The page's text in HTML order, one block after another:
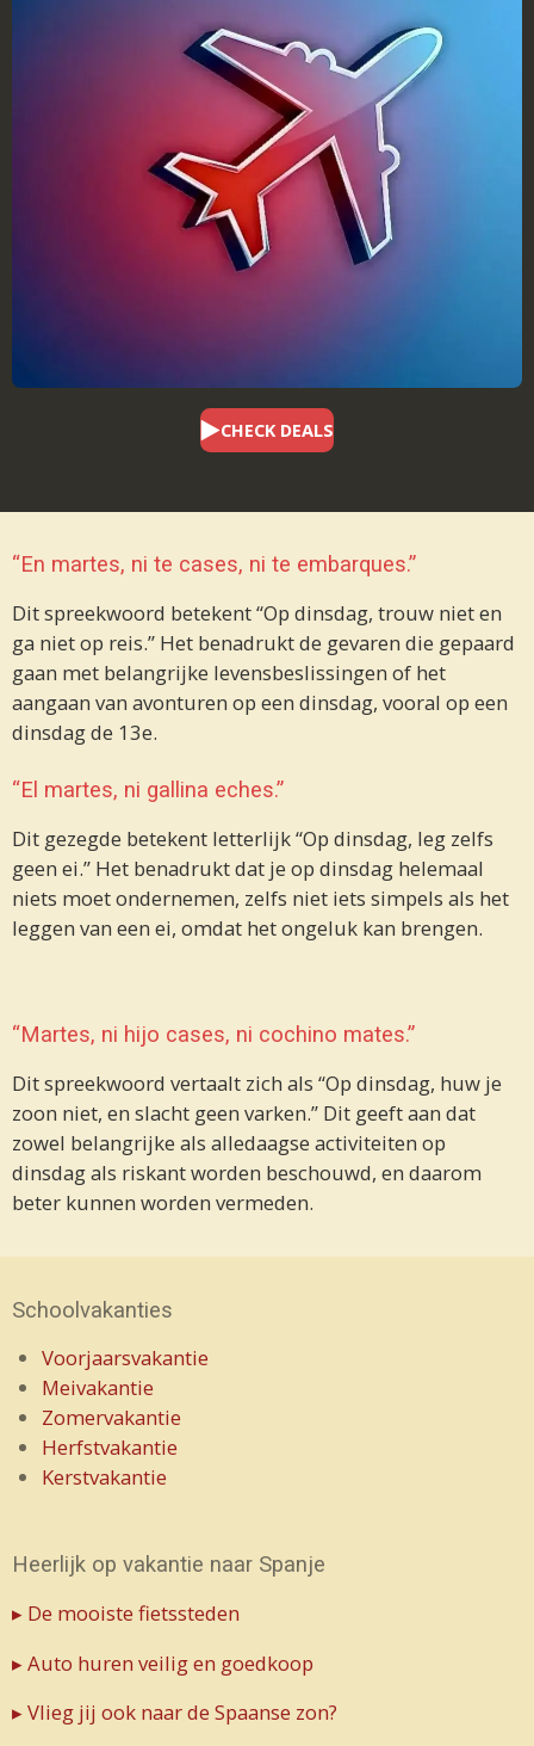
CHECK DEALS
“En martes, ni te cases, ni te embarques.”
Dit spreekwoord betekent “Op dinsdag, trouw niet en
ga niet op reis.” Het benadrukt de gevaren die gepaard
gaan met belangrijke levensbeslissingen of het
aangaan van avonturen op een dinsdag, vooral op een
dinsdag de 13e.
“El martes, ni gallina eches.”
Dit gezegde betekent letterlijk “Op dinsdag, leg zelfs
geen ei.” Het benadrukt dat je op dinsdag helemaal
niets moet ondernemen, zelfs niet iets simpels als het
leggen van een ei, omdat het ongeluk kan brengen.
“Martes, ni hijo cases, ni cochino mates.”
Dit spreekwoord vertaalt zich als “Op dinsdag, huw je
zoon niet, en slacht geen varken.” Dit geeft aan dat
zowel belangrijke als alledaagse activiteiten op
dinsdag als riskant worden beschouwd, en daarom
beter kunnen worden vermeden.
Schoolvakanties
Voorjaarsvakantie
Meivakantie
Zomervakantie
Herfstvakantie
Kerstvakantie
Heerlijk op vakantie naar Spanje
▸ De mooiste fietssteden
▸ Auto huren veilig en goedkoop
▸ Vlieg jij ook naar de Spaanse zon?